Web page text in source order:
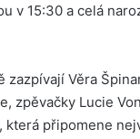
v 15:30 a celá
Věra
zpěvačky Lucie
připomene